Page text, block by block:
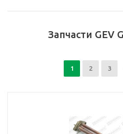
Запчасти GEV
1 2 3